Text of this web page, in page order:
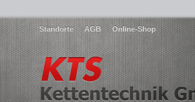
Standorte AGB Online-Shop